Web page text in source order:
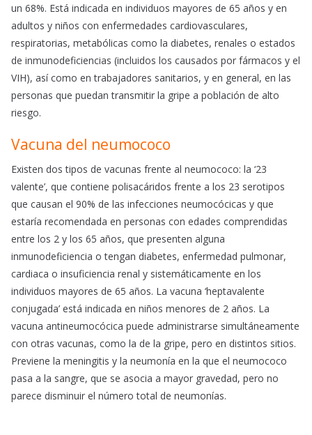
un 68%. Está indicada en individuos mayores de 65 años y en
adultos y niños con enfermedades cardiovasculares,
respiratorias, metabólicas como la diabetes, renales o estados
de inmunodeficiencias (incluidos los causados por fármacos y el
VIH), así como en trabajadores sanitarios, y en general, en las
personas que puedan transmitir la gripe a población de alto
riesgo.
Vacuna del neumococo
Existen dos tipos de vacunas frente al neumococo: la ‘23
valente’, que contiene polisacáridos frente a los 23 serotipos
que causan el 90% de las infecciones neumocócicas y que
estaría recomendada en personas con edades comprendidas
entre los 2 y los 65 años, que presenten alguna
inmunodeficiencia o tengan diabetes, enfermedad pulmonar,
cardiaca o insuficiencia renal y sistemáticamente en los
individuos mayores de 65 años. La vacuna ‘heptavalente
conjugada’ está indicada en niños menores de 2 años. La
vacuna antineumocócica puede administrarse simultáneamente
con otras vacunas, como la de la gripe, pero en distintos sitios.
Previene la meningitis y la neumonía en la que el neumococo
pasa a la sangre, que se asocia a mayor gravedad, pero no
parece disminuir el número total de neumonías.